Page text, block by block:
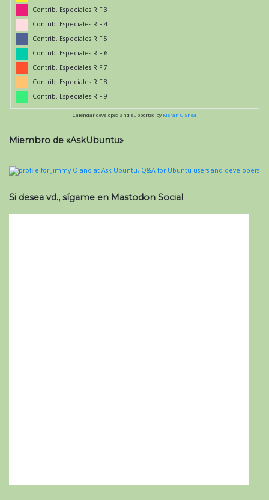
Contrib. Especiales RIF 3
Contrib. Especiales RIF 4
Contrib. Especiales RIF 5
Contrib. Especiales RIF 6
Contrib. Especiales RIF 7
Contrib. Especiales RIF 8
Contrib. Especiales RIF 9
Calendar developed and supported by Kieran O'Shea
Miembro de «AskUbuntu»
Si desea vd., sígame en Mastodon Social